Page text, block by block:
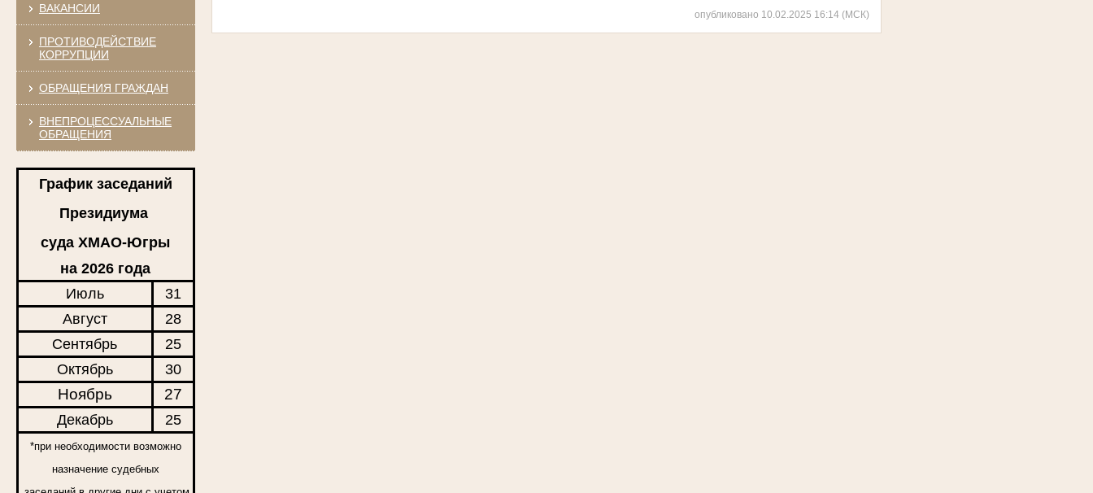
ВАКАНСИИ
ПРОТИВОДЕЙСТВИЕ
КОРРУПЦИИ
ОБРАЩЕНИЯ ГРАЖДАН
ВНЕПРОЦЕССУАЛЬНЫЕ
ОБРАЩЕНИЯ
График заседаний
Президиума
суда ХМАО-Югры
на 2026 года
Июль
31
Август
28
Сентябрь
25
Октябрь
30
Ноябрь 27
Декабрь 25
*при необходимости возможно
назначение судебных
опубликовано 10.02.2025 16:14 (МСК)